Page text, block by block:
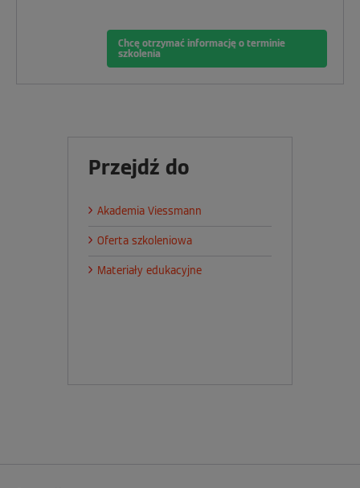
Chcę otrzymać informację o terminie
szkolenia
Przejdź do
Akademia Viessmann
Oferta szkoleniowa
Materiały edukacyjne